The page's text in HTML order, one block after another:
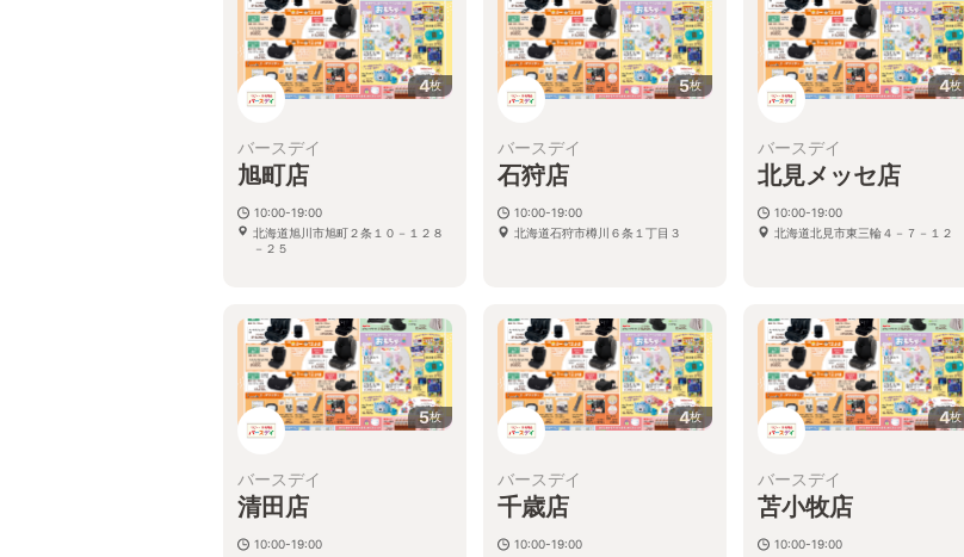
4枚
バースデイ
旭町店
10:00-19:00
北海道旭川市旭町２条１０－１２８
－２５
5枚
バースデイ
石狩店
10:00-19:00
北海道石狩市樽川６条１丁目３
4枚
バースデイ
北見メッセ店
10:00-19:00
北海道北見市東三輪４－７－１２
5枚
バースデイ
清田店
10:00-19:00
4枚
バースデイ
千歳店
10:00-19:00
4枚
バースデイ
苫小牧店
10:00-19:00